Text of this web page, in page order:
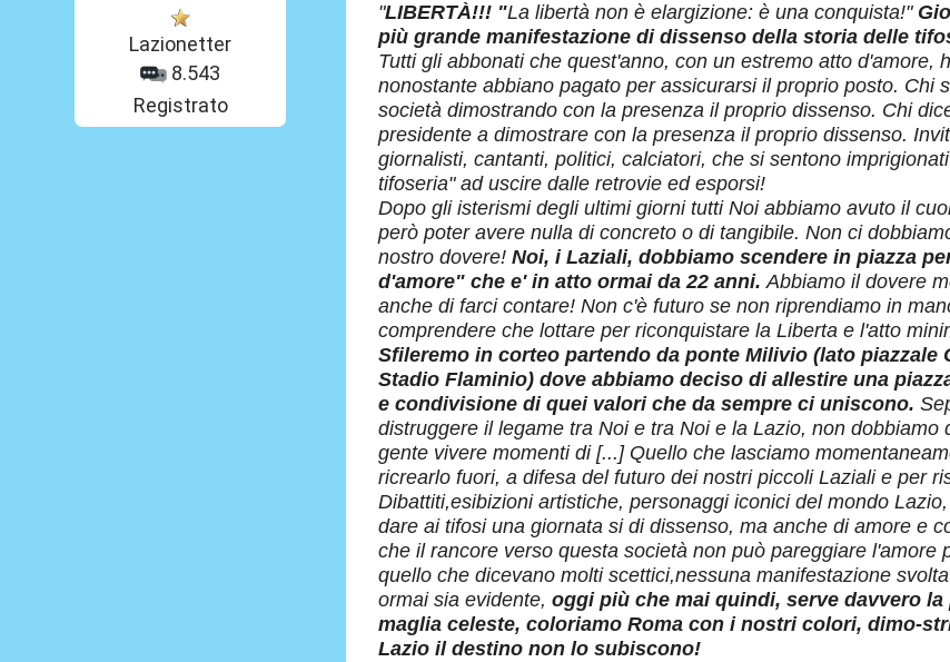
Lazionetter
8.543
Registrato
"LIBERTÀ!!! "La libertà non è elargizione: è una conquista!"
più grande manifestazione di dissenso della storia delle
Tutti gli abbonati che quest'anno, con un estremo atto d'amore,
nonostante abbiano pagato per assicurarsi il proprio posto. Chi
società dimostrando con la presenza il proprio dissenso. Chi
presidente a dimostrare con la presenza il proprio dissenso.
giornalisti, cantanti, politici, calciatori, che si sentono
tifoseria" ad uscire dalle retrovie ed esporsi!
Dopo gli isterismi degli ultimi giorni tutti Noi abbiamo avuto il
però poter avere nulla di concreto o di tangibile. Non ci
nostro dovere!Noi, i Laziali, dobbiamo scendere in piazza
d'amore" che e' in atto ormai da 22 anni.Abbiamo il dovere
anche di farci contare! Non c'è futuro se non riprendiamo in
comprendere che lottare per riconquistare la Liberta e l'atto
Sfileremo in corteo partendo da ponte Milivio (lato piazzale
Stadio Flaminio) dove abbiamo deciso di allestire una
e condivisione di quei valori che da sempre ci uniscono.
distruggere il legame tra Noi e tra Noi e la Lazio, non
gente vivere momenti di [...] Quello che lasciamo
ricrearlo fuori, a difesa del futuro dei nostri piccoli Laziali e per
Dibattiti,esibizioni artistiche, personaggi iconici del mondo
dare ai tifosi una giornata si di dissenso, ma anche di amore e
che il rancore verso questa società non può pareggiare l'amore
quello che dicevano molti scettici,nessuna manifestazione
ormai sia evidente,oggi più che mai quindi, serve davvero
maglia celeste, coloriamo Roma con i nostri colori, dimo-
Lazio il destino non lo subiscono!